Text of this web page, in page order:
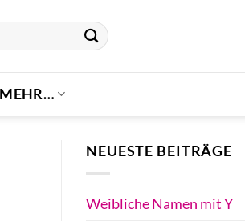
MEHR…
NEUESTE BEITRÄGE
Weibliche Namen mit Y